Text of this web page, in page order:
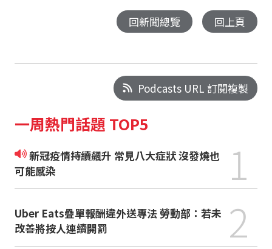
回新聞總覽 回上頁
Podcasts URL 訂閱複製
一周熱門話題 TOP5
新冠疫情持續飆升 常見八大症狀 沒發燒也
可能感染
1
Uber Eats疊單報酬違外送專法 勞動部：若未
改善將按人連續開罰
2